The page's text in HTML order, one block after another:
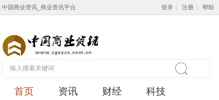
中国商业资讯_商业资讯平台 登录 注册 帮助
首页 资讯 财经 科技